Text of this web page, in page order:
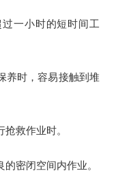
一小时的短时间工
养时，容易接触到堆
救作业时。
密闭空间内作业。